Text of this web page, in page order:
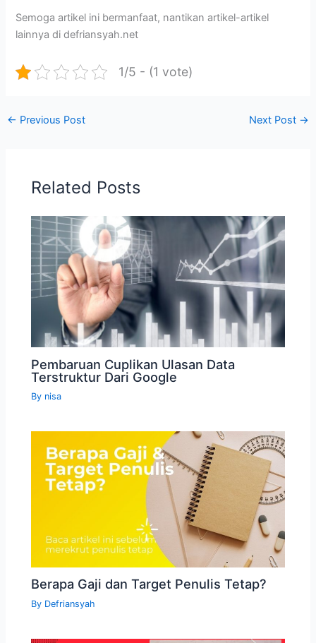
Semoga artikel ini bermanfaat, nantikan artikel-artikel
lainnya di defriansyah.net
1/5 - (1 vote)
← Previous Post Next Post →
Related Posts
Pembaruan Cuplikan Ulasan Data
Terstruktur Dari Google
By nisa
Berapa Gaji dan Target Penulis Tetap?
By Defriansyah